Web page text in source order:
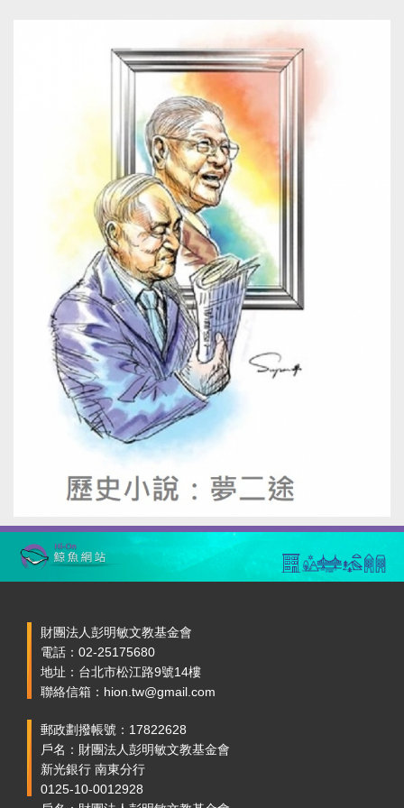
財團法人彭明敏文教基金會
電話：02-25175680
地址：台北市松江路9號14樓
聯絡信箱：hion.tw@gmail.com
郵政劃撥帳號：17822628
戶名：財團法人彭明敏文教基金會
新光銀行 南東分行
0125-10-0012928